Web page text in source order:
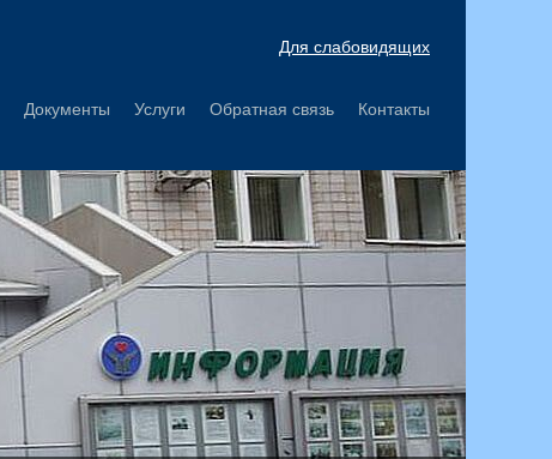
Для слабовидящих
Документы Услуги Обратная связь Контакты